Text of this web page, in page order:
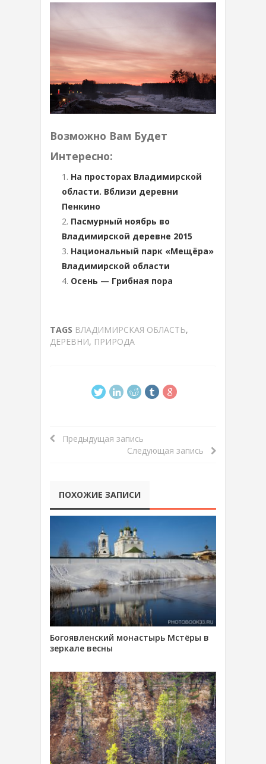
Возможно Вам Будет
Интересно:
На просторах Владимирской
области. Вблизи деревни
Пенкино
Пасмурный ноябрь во
Владимирской деревне 2015
Национальный парк «Мещёра»
Владимирской области
Осень — Грибная пора
TAGS ВЛАДИМИРСКАЯ ОБЛАСТЬ,
ДЕРЕВНИ, ПРИРОДА
Предыдущая запись
Следующая запись
ПОХОЖИЕ ЗАПИСИ
Богоявленский монастырь Мстёры в
зеркале весны